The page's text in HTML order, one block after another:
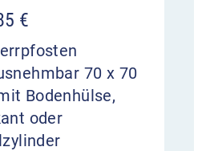
€
70 x 70
Bodenhülse,
oder